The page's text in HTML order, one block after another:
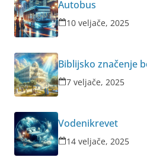
Autobus
10 veljače, 2025
Biblijsko značenje
7 veljače, 2025
Vodenikrevet
14 veljače, 2025